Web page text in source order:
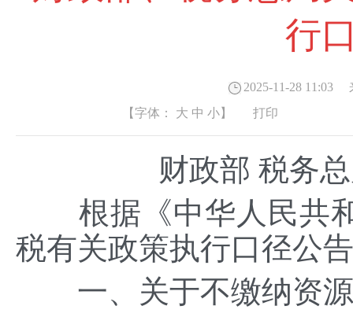
行
2025-11-28 11:03
【字体： 大 中 小】 打印
财政部 税务
根据《中华人民共和
税有关政策执行口径公
一、关于不缴纳资源